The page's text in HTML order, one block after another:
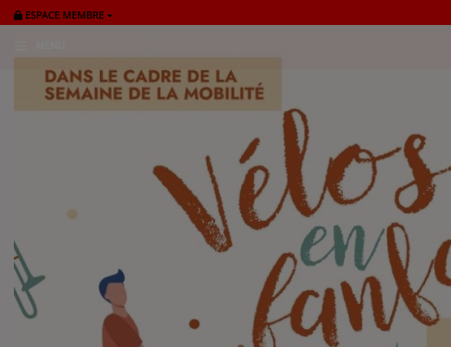
ESPACE MEMBRE
HOME
RADIOPLAYER
Cultur'Ciné - Jean Meurice
CONCOURS
Contact